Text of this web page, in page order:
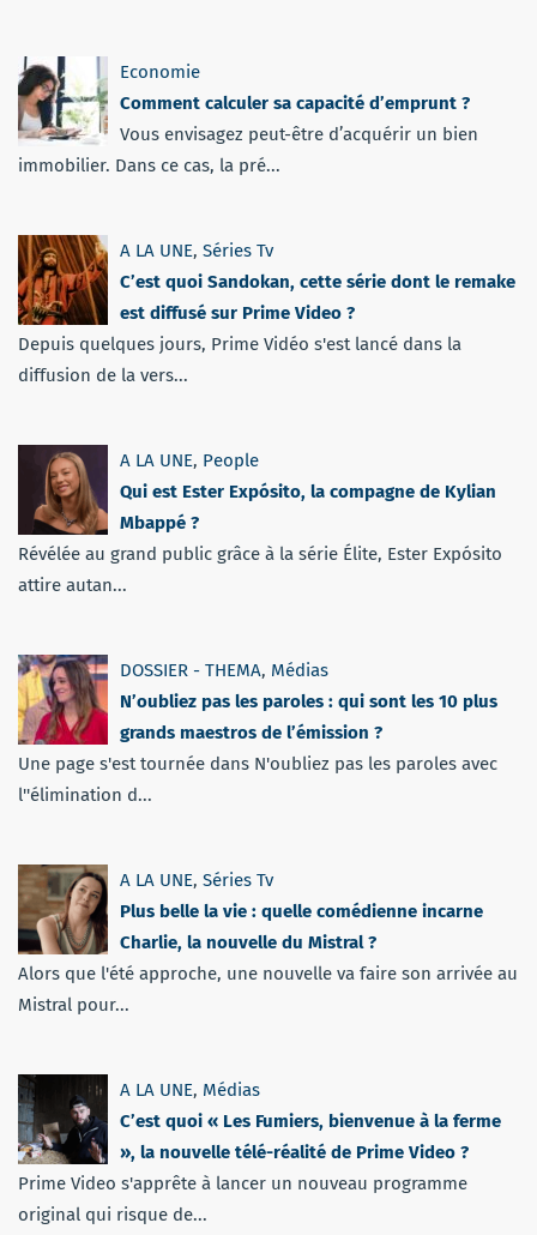
Economie
Comment calculer sa capacité d’emprunt ?
Vous envisagez peut-être d’acquérir un bien
immobilier. Dans ce cas, la pré...
A LA UNE, Séries Tv
C’est quoi Sandokan, cette série dont le remake
est diffusé sur Prime Video ?
Depuis quelques jours, Prime Vidéo s'est lancé dans la
diffusion de la vers...
A LA UNE, People
Qui est Ester Expósito, la compagne de Kylian
Mbappé ?
Révélée au grand public grâce à la série Élite, Ester Expósito
attire autan...
DOSSIER - THEMA, Médias
N’oubliez pas les paroles : qui sont les 10 plus
grands maestros de l’émission ?
Une page s'est tournée dans N'oubliez pas les paroles avec
l''élimination d...
A LA UNE, Séries Tv
Plus belle la vie : quelle comédienne incarne
Charlie, la nouvelle du Mistral ?
Alors que l'été approche, une nouvelle va faire son arrivée au
Mistral pour...
A LA UNE, Médias
C’est quoi « Les Fumiers, bienvenue à la ferme
», la nouvelle télé-réalité de Prime Video ?
Prime Video s'apprête à lancer un nouveau programme
original qui risque de...